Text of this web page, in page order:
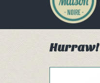
Hurraw!